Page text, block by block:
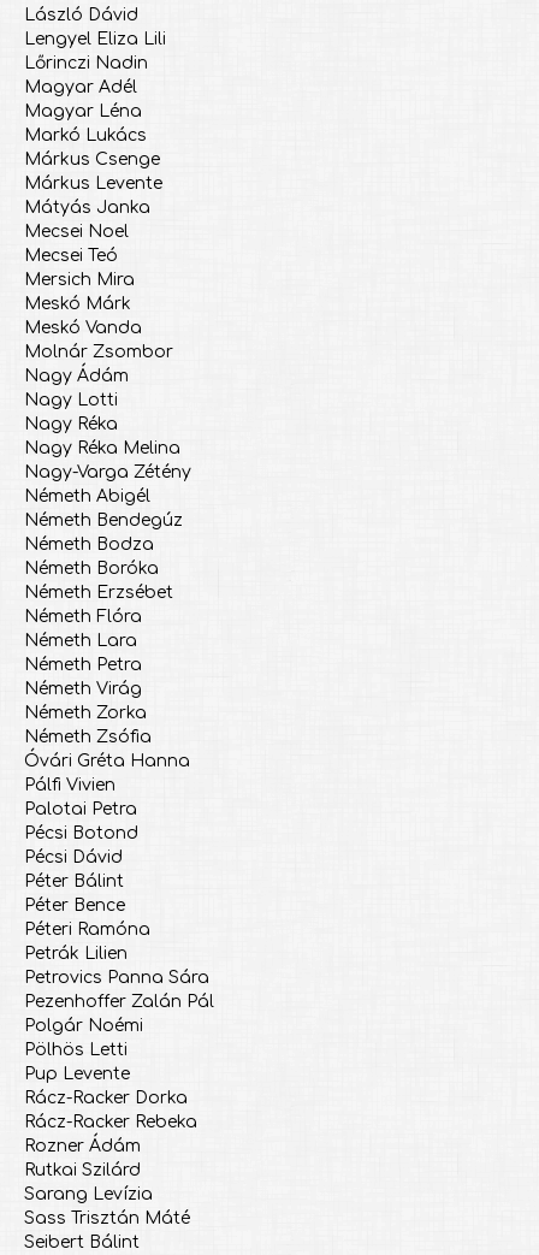
László Dávid
Lengyel Eliza Lili
Lőrinczi Nadin
Magyar Adél
Magyar Léna
Markó Lukács
Márkus Csenge
Márkus Levente
Mátyás Janka
Mecsei Noel
Mecsei Teó
Mersich Mira
Meskó Márk
Meskó Vanda
Molnár Zsombor
Nagy Ádám
Nagy Lotti
Nagy Réka
Nagy Réka Melina
Nagy-Varga Zétény
Németh Abigél
Németh Bendegúz
Németh Bodza
Németh Boróka
Németh Erzsébet
Németh Flóra
Németh Lara
Németh Petra
Németh Virág
Németh Zorka
Németh Zsófia
Óvári Gréta Hanna
Pálfi Vivien
Palotai Petra
Pécsi Botond
Pécsi Dávid
Péter Bálint
Péter Bence
Péteri Ramóna
Petrák Lilien
Petrovics Panna Sára
Pezenhoffer Zalán Pál
Polgár Noémi
Pölhös Letti
Pup Levente
Rácz-Racker Dorka
Rácz-Racker Rebeka
Rozner Ádám
Rutkai Szilárd
Sarang Levízia
Sass Trisztán Máté
Seibert Bálint